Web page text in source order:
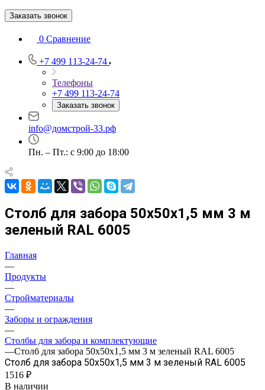
Заказать звонок
0 Сравнение
+7 499 113-24-74
Телефоны
+7 499 113-24-74
Заказать звонок
info@домстрой-33.рф
Пн. – Пт.: с 9:00 до 18:00
Столб для забора 50х50х1,5 мм 3 м
зеленый RAL 6005
Главная
—
Продукты
—
Стройматериалы
—
Заборы и ограждения
—
Столбы для забора и комплектующие
—Столб для забора 50х50х1,5 мм 3 м зеленый RAL 6005
Столб для забора 50х50х1,5 мм 3 м зеленый RAL 6005
1516 ₽
В наличии